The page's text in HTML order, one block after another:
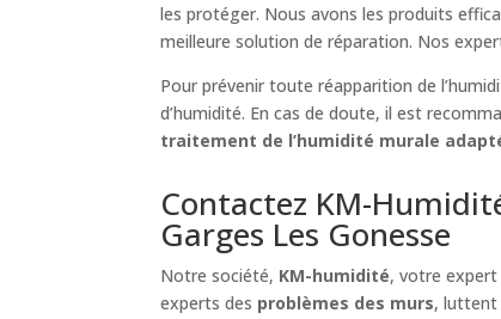
les protéger. Nous avons les produits
meilleure solution de réparation. Nos
Pour prévenir toute réapparition de
d’humidité. En cas de doute, il est
traitement de l’humidité murale
Contactez KM-
Garges Les Gonesse
Notre société, KM-humidité, votre expert
experts des problèmes des murs, luttent